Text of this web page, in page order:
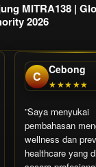
MITRA138 |
2026
C Cebong
★★★★★
”Saya menyukai
pembahasan
wellness dan
healthcare yang